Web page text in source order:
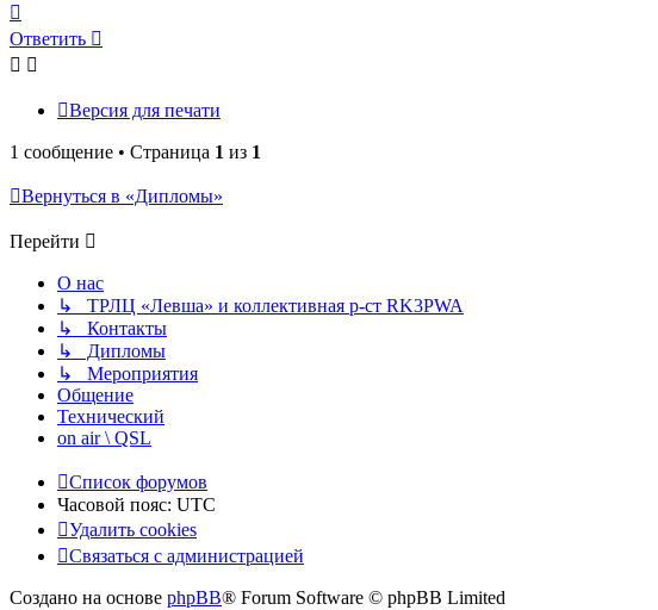
к
началу
Ответить
Версия для печати
1 сообщение • Страница 1 из 1
Вернуться в «Дипломы»
Перейти
О нас
↳ ТРЛЦ «Левша» и коллективная р-ст RK3PWA
↳ Контакты
↳ Дипломы
↳ Мероприятия
Общение
Технический
on air \ QSL
Список форумов
Часовой пояс: UTC
Удалить cookies
Связаться с администрацией
Создано на основе phpBB® Forum Software © phpBB Limited